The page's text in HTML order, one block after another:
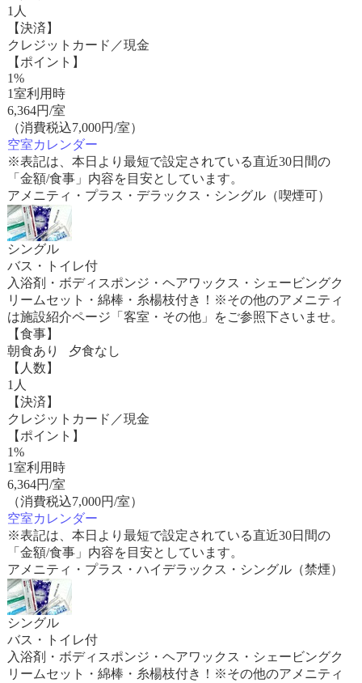
1人
【決済】
クレジットカード／現金
【ポイント】
1%
1室利用時
6,364円/室
（消費税込7,000円/室）
空室カレンダー
※表記は、本日より最短で設定されている直近30日間の
「金額/食事」内容を目安としています。
アメニティ・プラス・デラックス・シングル（喫煙可）
シングル
バス・トイレ付
入浴剤・ボディスポンジ・ヘアワックス・シェービングク
リームセット・綿棒・糸楊枝付き！※その他のアメニティ
は施設紹介ページ「客室・その他」をご参照下さいませ。
【食事】
朝食あり 夕食なし
【人数】
1人
【決済】
クレジットカード／現金
【ポイント】
1%
1室利用時
6,364円/室
（消費税込7,000円/室）
空室カレンダー
※表記は、本日より最短で設定されている直近30日間の
「金額/食事」内容を目安としています。
アメニティ・プラス・ハイデラックス・シングル（禁煙）
シングル
バス・トイレ付
入浴剤・ボディスポンジ・ヘアワックス・シェービングク
リームセット・綿棒・糸楊枝付き！※その他のアメニティ